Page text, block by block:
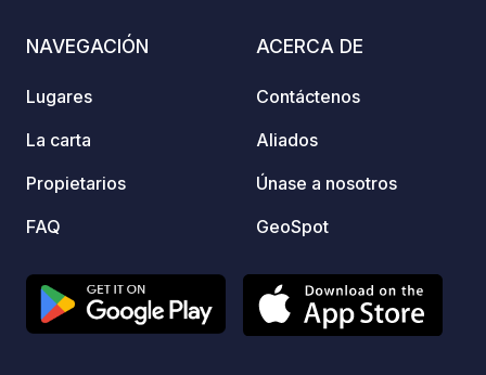
NAVEGACIÓN
Lugares
La carta
Propietarios
FAQ
ACERCA DE
Contáctenos
Aliados
Únase a nosotros
GeoSpot